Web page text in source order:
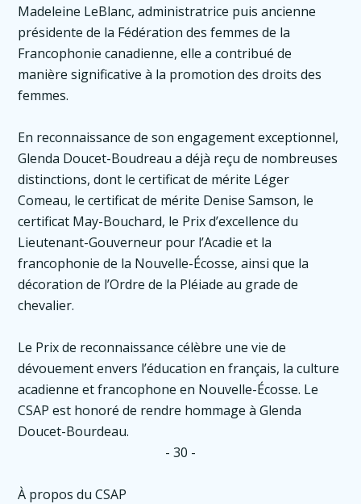
Madeleine LeBlanc, administratrice puis ancienne
présidente de la Fédération des femmes de la
Francophonie canadienne, elle a contribué de
manière significative à la promotion des droits des
femmes.
En reconnaissance de son engagement exceptionnel,
Glenda Doucet-Boudreau a déjà reçu de nombreuses
distinctions, dont le certificat de mérite Léger
Comeau, le certificat de mérite Denise Samson, le
certificat May-Bouchard, le Prix d’excellence du
Lieutenant-Gouverneur pour l’Acadie et la
francophonie de la Nouvelle-Écosse, ainsi que la
décoration de l’Ordre de la Pléiade au grade de
chevalier.
Le Prix de reconnaissance célèbre une vie de
dévouement envers l’éducation en français, la culture
acadienne et francophone en Nouvelle-Écosse. Le
CSAP est honoré de rendre hommage à Glenda
Doucet-Bourdeau.
- 30 -
À propos du CSAP